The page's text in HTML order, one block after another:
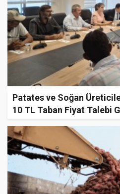
Patates ve Soğan
10 TL Taban Fiyat Talebi